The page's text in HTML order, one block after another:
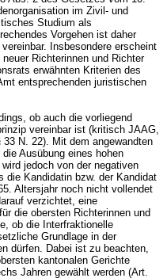
im Zivil- und
Studium als
Vorgehen ist daher
Insbesondere erscheint
Richterinnen und Richter
erwähnten Kriterien des
entsprechenden juristischen
ob auch die vorliegend
vereinbar ist (kritisch JAAG,
N. 22). Mit dem angewandten
Ausübung eines hohen
jedoch von der negativen
die Kandidatin bzw. der Kandidat
Altersjahr noch nicht vollendet
verzichtet, eine
die obersten Richterinnen und
ob die Interfraktionelle
Grundlage in der
dürfen. Dabei ist zu beachten,
kantonalen Gerichte
Jahren gewählt werden (Art.